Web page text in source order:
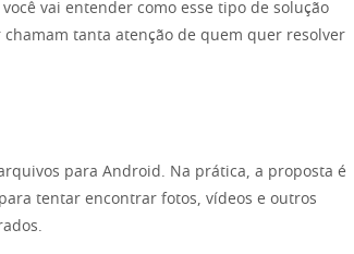
vai entender como esse tipo de solução
tanta atenção de quem quer resolver
para Android. Na prática, a proposta é
tentar encontrar fotos, vídeos e outros